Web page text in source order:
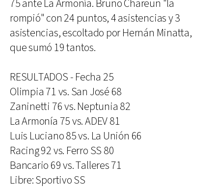
75 ante La Armonía. Bruno Chareun "la
rompió" con 24 puntos, 4 asistencias y 3
asistencias, escoltado por Hernán Minatta,
que sumó 19 tantos.
RESULTADOS - Fecha 25
Olimpia 71 vs. San José 68
Zaninetti 76 vs. Neptunia 82
La Armonía 75 vs. ADEV 81
Luis Luciano 85 vs. La Unión 66
Racing 92 vs. Ferro SS 80
Bancario 69 vs. Talleres 71
Libre: Sportivo SS